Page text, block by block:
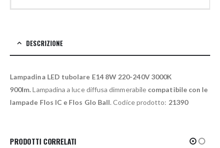
DESCRIZIONE
Lampadina LED tubolare E14 8W 220-240V 3000K
900lm.Lampadina a luce diffusa dimmerabile compatibile con le
lampade Flos IC e Flos Glo Ball. Codice prodotto: 21390
PRODOTTI CORRELATI